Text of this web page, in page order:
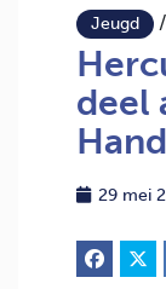
Jeugd /
deel
29 mei